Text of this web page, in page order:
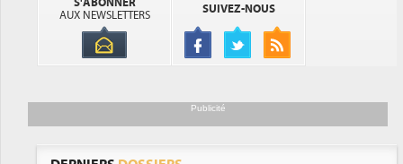
S'ABONNER
AUX NEWSLETTERS
SUIVEZ-NOUS
Publicité